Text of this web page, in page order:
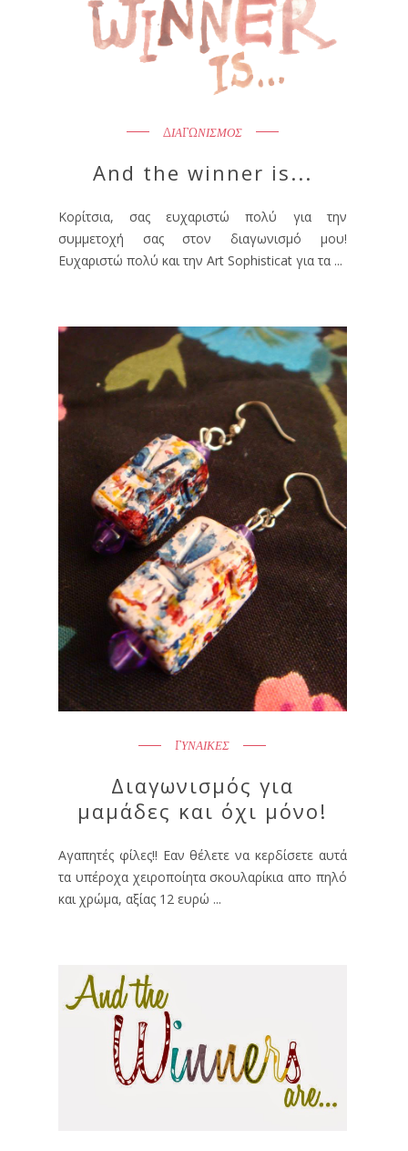
ΔΙΑΓΩΝΙΣΜΟΣ
And the winner is...
Κορίτσια, σας ευχαριστώ πολύ για την
συμμετοχή σας στον διαγωνισμό μου!
Ευχαριστώ πολύ και την Art Sophisticat για τα ...
ΓΥΝΑΙΚΕΣ
Διαγωνισμός για
μαμάδες και όχι μόνο!
Αγαπητές φίλες!! Εαν θέλετε να κερδίσετε αυτά
τα υπέροχα χειροποίητα σκουλαρίκια απο πηλό
και χρώμα, αξίας 12 ευρώ ...